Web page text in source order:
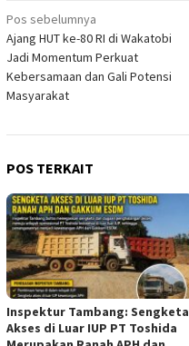
Navigasi
pos
Pos sebelumnya
Ajang HUT ke-80 RI di Wakatobi
Jadi Momentum Perkuat
Kebersamaan dan Gali Potensi
Masyarakat
POS TERKAIT
Inspektur Tambang: Sengketa
Akses di Luar IUP PT Toshida